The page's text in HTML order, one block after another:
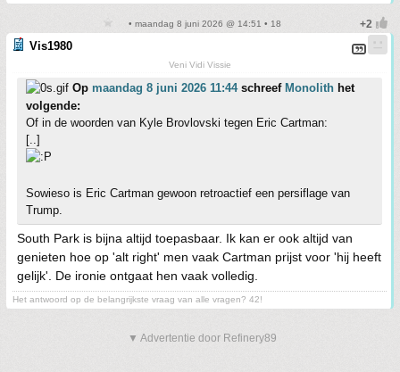
• maandag 8 juni 2026 @ 14:51 • 18
Vis1980
Veni Vidi Vissie
Op maandag 8 juni 2026 11:44schreef Monolith het
volgende:
Of in de woorden van Kyle Brovlovski tegen Eric Cartman:
[..]
Sowieso is Eric Cartman gewoon retroactief een persiflage van
Trump.
South Park is bijna altijd toepasbaar. Ik kan er ook altijd van
genieten hoe op 'alt right' men vaak Cartman prijst voor 'hij heeft
gelijk'. De ironie ontgaat hen vaak volledig.
Het antwoord op de belangrijkste vraag van alle vragen? 42!
▼ Advertentie door Refinery89